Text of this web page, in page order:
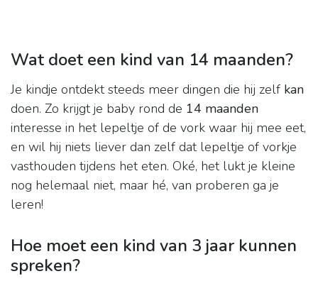
Wat doet een kind van 14 maanden?
Je kindje ontdekt steeds meer dingen die hij zelf kan
doen. Zo krijgt je baby rond de 14 maanden
interesse in het lepeltje of de vork waar hij mee eet,
en wil hij niets liever dan zelf dat lepeltje of vorkje
vasthouden tijdens het eten. Oké, het lukt je kleine
nog helemaal niet, maar hé, van proberen ga je
leren!
Hoe moet een kind van 3 jaar kunnen
spreken?